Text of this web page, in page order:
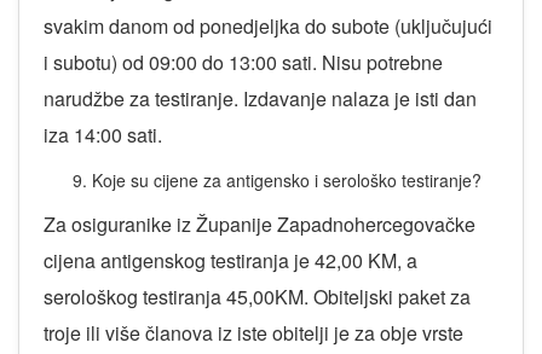
svakim danom od ponedjeljka do subote (uključujući
i subotu) od 09:00 do 13:00 sati. Nisu potrebne
narudžbe za testiranje. Izdavanje nalaza je isti dan
iza 14:00 sati.
Koje su cijene za antigensko i serološko testiranje?
Za osiguranike iz Županije Zapadnohercegovačke
cijena antigenskog testiranja je 42,00 KM, a
serološkog testiranja 45,00KM. Obiteljski paket za
troje ili više članova iz iste obitelji je za obje vrste